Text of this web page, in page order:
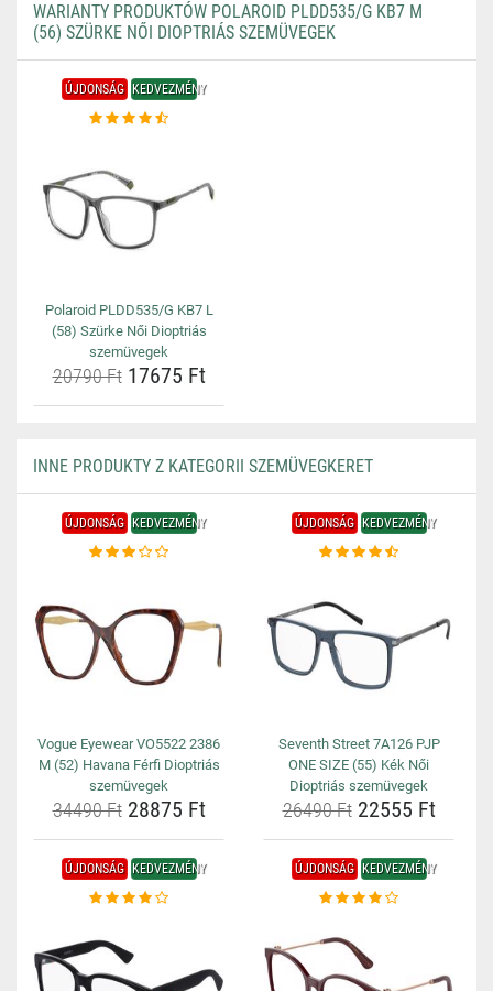
WARIANTY PRODUKTÓW POLAROID PLDD535/G KB7 M
(56) SZÜRKE NŐI DIOPTRIÁS SZEMÜVEGEK
ÚJDONSÁG KEDVEZMÉNY
Polaroid PLDD535/G KB7 L
(58) Szürke Női Dioptriás
szemüvegek
20790 Ft17675 Ft
INNE PRODUKTY Z KATEGORII SZEMÜVEGKERET
ÚJDONSÁG KEDVEZMÉNY
Vogue Eyewear VO5522 2386
M (52) Havana Férfi Dioptriás
szemüvegek
34490 Ft28875 Ft
ÚJDONSÁG KEDVEZMÉNY
Seventh Street 7A126 PJP
ONE SIZE (55) Kék Női
Dioptriás szemüvegek
26490 Ft22555 Ft
ÚJDONSÁG KEDVEZMÉNY ÚJDONSÁG KEDVEZMÉNY